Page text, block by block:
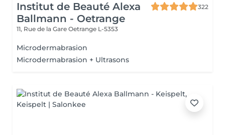
Institut de Beauté Alexa
Ballmann - Oetrange
322
11, Rue de la Gare Oetrange L-5353
Microdermabrasion
Microdermabrasion + Ultrasons